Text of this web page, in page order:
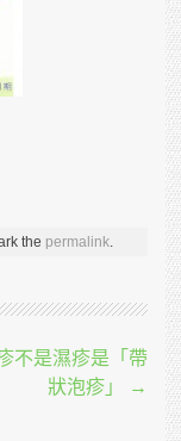
the permalink.
不是濕疹是「帶
狀泡疹」
→